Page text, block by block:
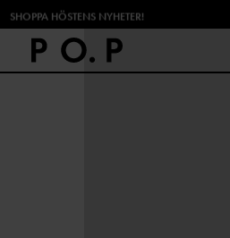
SHOPPA HÖSTENS NYHETER!